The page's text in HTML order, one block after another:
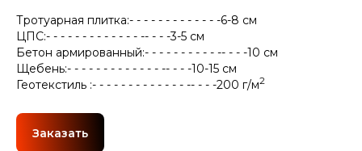
Тротуарная плитка:- - - - - - - - - - - - -6-8 см
ЦПС:- - - - - - - - - - - - - -- - - -3-5 см
Бетон армированный:- - - - - - - - - - -- - - -10 см
Щебень:- - - - - - - - - - - - - -- - - -10-15 см
Геотекстиль :- - - - - - - - - - - - - -- - - -200 г/м2
Заказать